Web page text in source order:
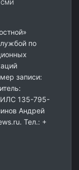
СМИ
по
записи:
135-795-
Андрей
Тел.: +